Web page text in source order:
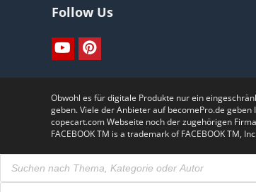
Follow Us
Obwohl es für digitale Produkte nur ein
geben. Viele der Anbieter auf becomePro.de
copecart.com Webseite noch der zugehörigen
FACEBOOK TM is a trademark of FACEBOOK TM,
Products
search
Products